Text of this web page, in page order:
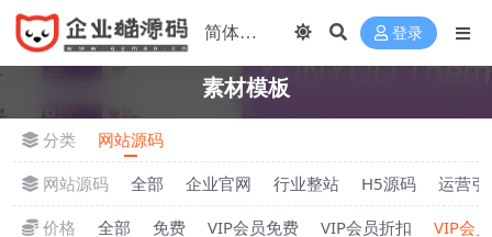
登录
素材模板
分类
网站源码
网站源码
全部 企业官网 行业整站 H5源码
运营引
价格
全部 免费 VIP会员免费 VIP会员折扣
VIP会